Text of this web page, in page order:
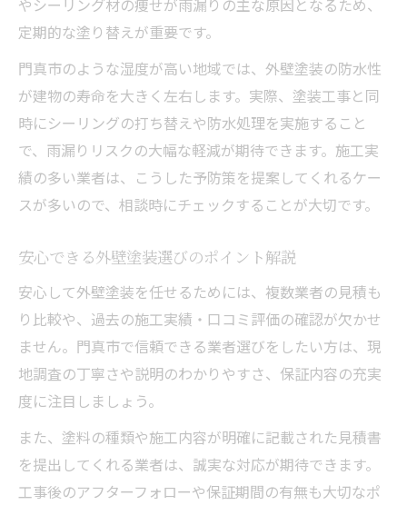
定期的な塗り替えが重要です。
門真市のような湿度が高い地域では、外壁塗装の防水性
が建物の寿命を大きく左右します。実際、塗装工事と同
時にシーリングの打ち替えや防水処理を実施すること
で、雨漏りリスクの大幅な軽減が期待できます。施工実
績の多い業者は、こうした予防策を提案してくれるケー
スが多いので、相談時にチェックすることが大切です。
安心できる外壁塗装選びのポイント解説
安心して外壁塗装を任せるためには、複数業者の見積も
り比較や、過去の施工実績・口コミ評価の確認が欠かせ
ません。門真市で信頼できる業者選びをしたい方は、現
地調査の丁寧さや説明のわかりやすさ、保証内容の充実
度に注目しましょう。
また、塗料の種類や施工内容が明確に記載された見積書
を提出してくれる業者は、誠実な対応が期待できます。
工事後のアフターフォローや保証期間の有無も大切なポ